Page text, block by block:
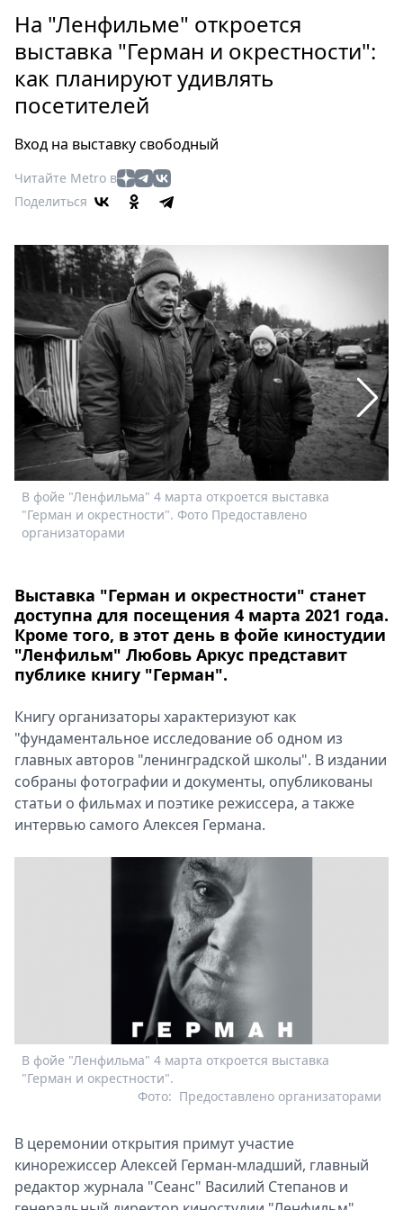
Россия
Мир
Здоровье
Еда
Мода
Театр
Кино
Книги
Выставки
Пресс-
релизы
О
Metro
Стримы
Спецпроекты
Звезды
Выборы
2026
Скачай
Metro
На "Ленфильме" откроется
выставка "Герман и окрестности":
как планируют удивлять
посетителей
Вход на выставку свободный
Читайте Metro в
Поделиться
В фойе "Ленфильма" 4 марта откроется выставка
"Герман и окрестности". Фото Предоставлено
организаторами
Выставка "Герман и окрестности" станет
доступна для посещения 4 марта 2021 года.
Кроме того, в этот день в фойе киностудии
"Ленфильм" Любовь Аркус представит
публике книгу "Герман".
Книгу организаторы характеризуют как
"фундаментальное исследование об одном из
главных авторов "ленинградской школы". В издании
собраны фотографии и документы, опубликованы
статьи о фильмах и поэтике режиссера, а также
интервью самого Алексея Германа.
В фойе "Ленфильма" 4 марта откроется выставка
"Герман и окрестности".
Предоставлено организаторами
Фото:
В церемонии открытия примут участие
кинорежиссер Алексей Герман-младший, главный
редактор журнала "Сеанс" Василий Степанов и